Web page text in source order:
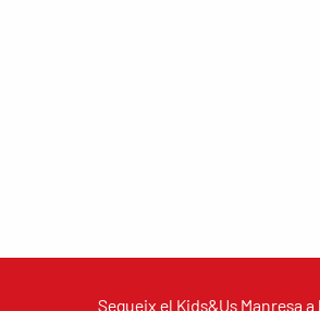
Segueix el Kids&Us Manresa a